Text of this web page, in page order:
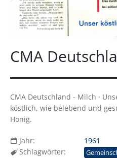
CMA
CMA Deutschland - Milch ·
köstlich, wie belebend und
Honig.
Jahr:
1961
Schlagwörter: